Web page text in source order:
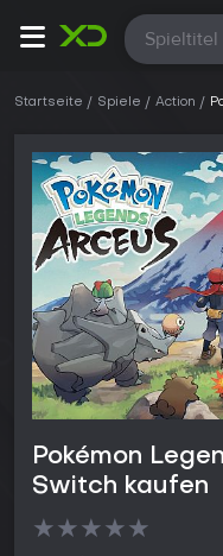
Alle
Startseite Spiele Action
Pokémon
Switch kaufen
★★★★★